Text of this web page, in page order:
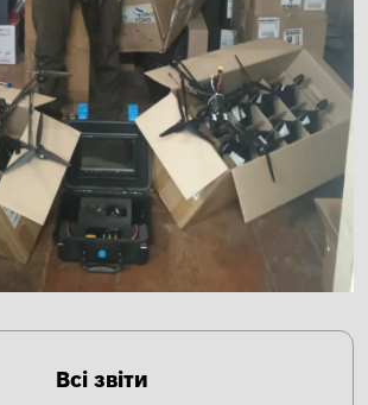
Всі звіти